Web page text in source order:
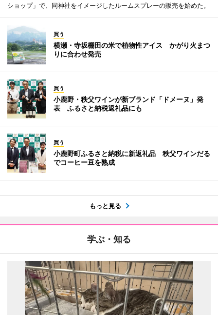
ショップ」で、同神社をイメージしたルームスプレーの販売を始めた。
買う
横瀬・寺坂棚田の米で植物性アイス かがり火まつ
りに合わせ発売
買う
小鹿野・秩父ワインが新ブランド「ドメーヌ」発
表 ふるさと納税返礼品にも
買う
小鹿野町ふるさと納税に新返礼品 秩父ワインだる
でコーヒー豆を熟成
もっと見る
学ぶ・知る